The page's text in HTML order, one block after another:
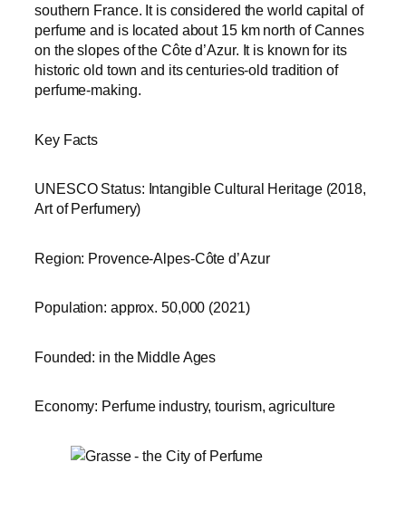
southern France. It is considered the world capital of
perfume and is located about 15 km north of Cannes
on the slopes of the Côte d’Azur. It is known for its
historic old town and its centuries-old tradition of
perfume-making.
Key Facts
UNESCO Status: Intangible Cultural Heritage (2018,
Art of Perfumery)
Region: Provence-Alpes-Côte d’Azur
Population: approx. 50,000 (2021)
Founded: in the Middle Ages
Economy: Perfume industry, tourism, agriculture